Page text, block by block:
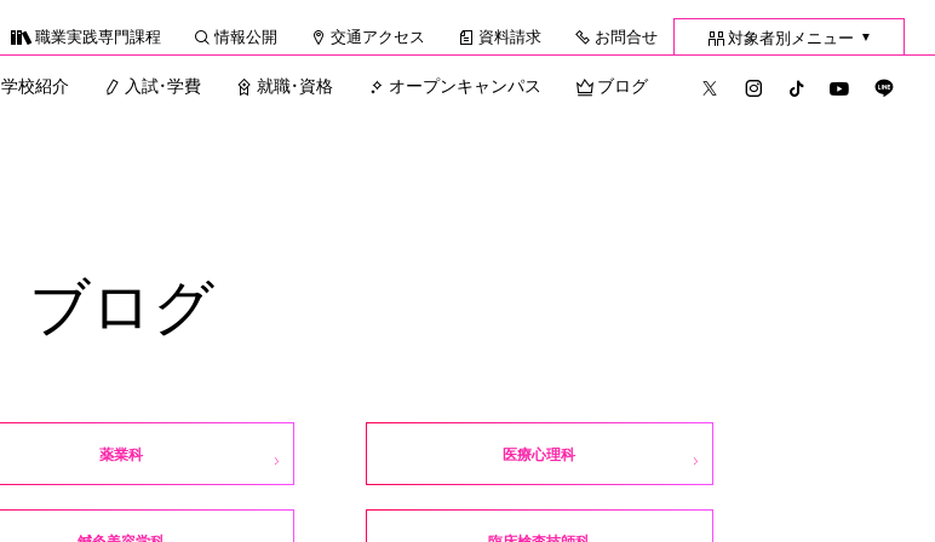
職業実践専門課程 情報公開 交通アクセス 資料請求 お問合せ 対象者別メニュー ▼
学校紹介 入試・学費 就職・資格 オープンキャンパス ブログ
ブログ
薬業科 医療心理科